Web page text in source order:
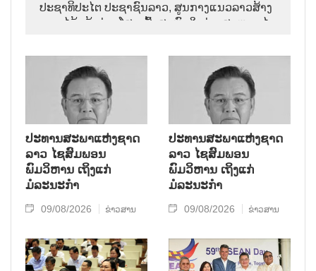
ປະຊາທິປະໄຕ ປະຊາຊົນລາວ, ສູນກາງແນວລາວສ້າງ
ຊາດ ໄດ້ແຈ້ງຂ່າວໂສກເສົ້າສະຫຼົດໃຈວ່າ: ສະຫາຍ ໄຊ
ໄດ້ເຖິງແກ່ມໍລະນະກຳ ໃນອາຍຸ 70 ປີ, ຫຼັງຈາກປ່ວຍ
ຮ້າຍແຮງມາເປັນໄລຍະໜຶ່ງ.
ປະທານສະພາແຫ່ງຊາດ
ລາວ ໄຊສົມພອນ
ພົມວິຫານ ເຖິງແກ່
ມໍລະນະກຳ
09/08/2026 ຂ່າວສານ
ປະທານສະພາແຫ່ງຊາດ
ລາວ ໄຊສົມພອນ
ພົມວິຫານ ເຖິງແກ່
ມໍລະນະກຳ
09/08/2026 ຂ່າວສານ